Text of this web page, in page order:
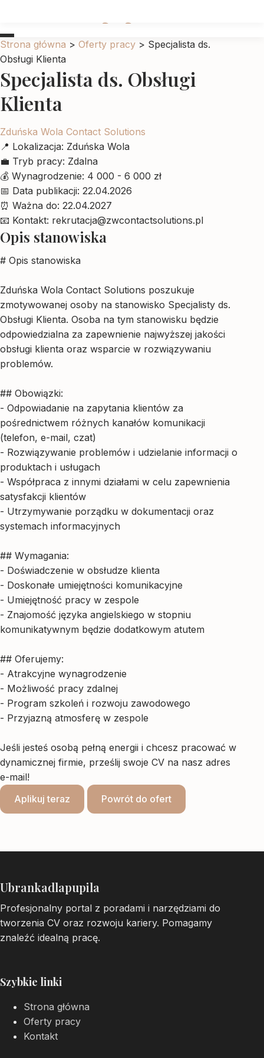
Strona główna > Oferty pracy > Specjalista ds.
Obsługi Klienta
Specjalista ds. Obsługi
Klienta
Zduńska Wola Contact Solutions
📍 Lokalizacja: Zduńska Wola
💼 Tryb pracy: Zdalna
💰 Wynagrodzenie: 4 000 - 6 000 zł
📅 Data publikacji: 22.04.2026
⏰ Ważna do: 22.04.2027
📧 Kontakt: rekrutacja@zwcontactsolutions.pl
Opis stanowiska
# Opis stanowiska
Zduńska Wola Contact Solutions poszukuje
zmotywowanej osoby na stanowisko Specjalisty ds.
Obsługi Klienta. Osoba na tym stanowisku będzie
odpowiedzialna za zapewnienie najwyższej jakości
obsługi klienta oraz wsparcie w rozwiązywaniu
problemów.
## Obowiązki:
- Odpowiadanie na zapytania klientów za
pośrednictwem różnych kanałów komunikacji
(telefon, e-mail, czat)
- Rozwiązywanie problemów i udzielanie informacji o
produktach i usługach
- Współpraca z innymi działami w celu zapewnienia
satysfakcji klientów
- Utrzymywanie porządku w dokumentacji oraz
systemach informacyjnych
## Wymagania:
- Doświadczenie w obsłudze klienta
- Doskonałe umiejętności komunikacyjne
- Umiejętność pracy w zespole
- Znajomość języka angielskiego w stopniu
komunikatywnym będzie dodatkowym atutem
## Oferujemy:
- Atrakcyjne wynagrodzenie
- Możliwość pracy zdalnej
- Program szkoleń i rozwoju zawodowego
- Przyjazną atmosferę w zespole
Jeśli jesteś osobą pełną energii i chcesz pracować w
dynamicznej firmie, prześlij swoje CV na nasz adres
e-mail!
Aplikuj teraz
Powrót do ofert
Ubrankadlapupila
Profesjonalny portal z poradami i narzędziami do
tworzenia CV oraz rozwoju kariery. Pomagamy
znaleźć idealną pracę.
Szybkie linki
Strona główna
Oferty pracy
Kontakt